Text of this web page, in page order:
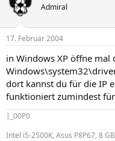
Admiral
17. Februar 2004
in Windows XP öffne mal
dort kannst du für die IP
funktioniert zumindest
|_00P0
Intel i5-2500K, Asus P8P67, 8